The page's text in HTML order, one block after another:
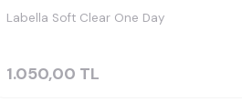
Labella Soft Clear One Day
1.050,00 TL